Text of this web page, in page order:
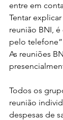
entre em
Tentar
reunião BNI,
pelo
As reuniões
Todos os
reunião
despesas de